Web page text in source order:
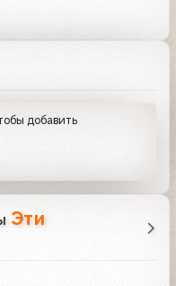
добавить
Эти